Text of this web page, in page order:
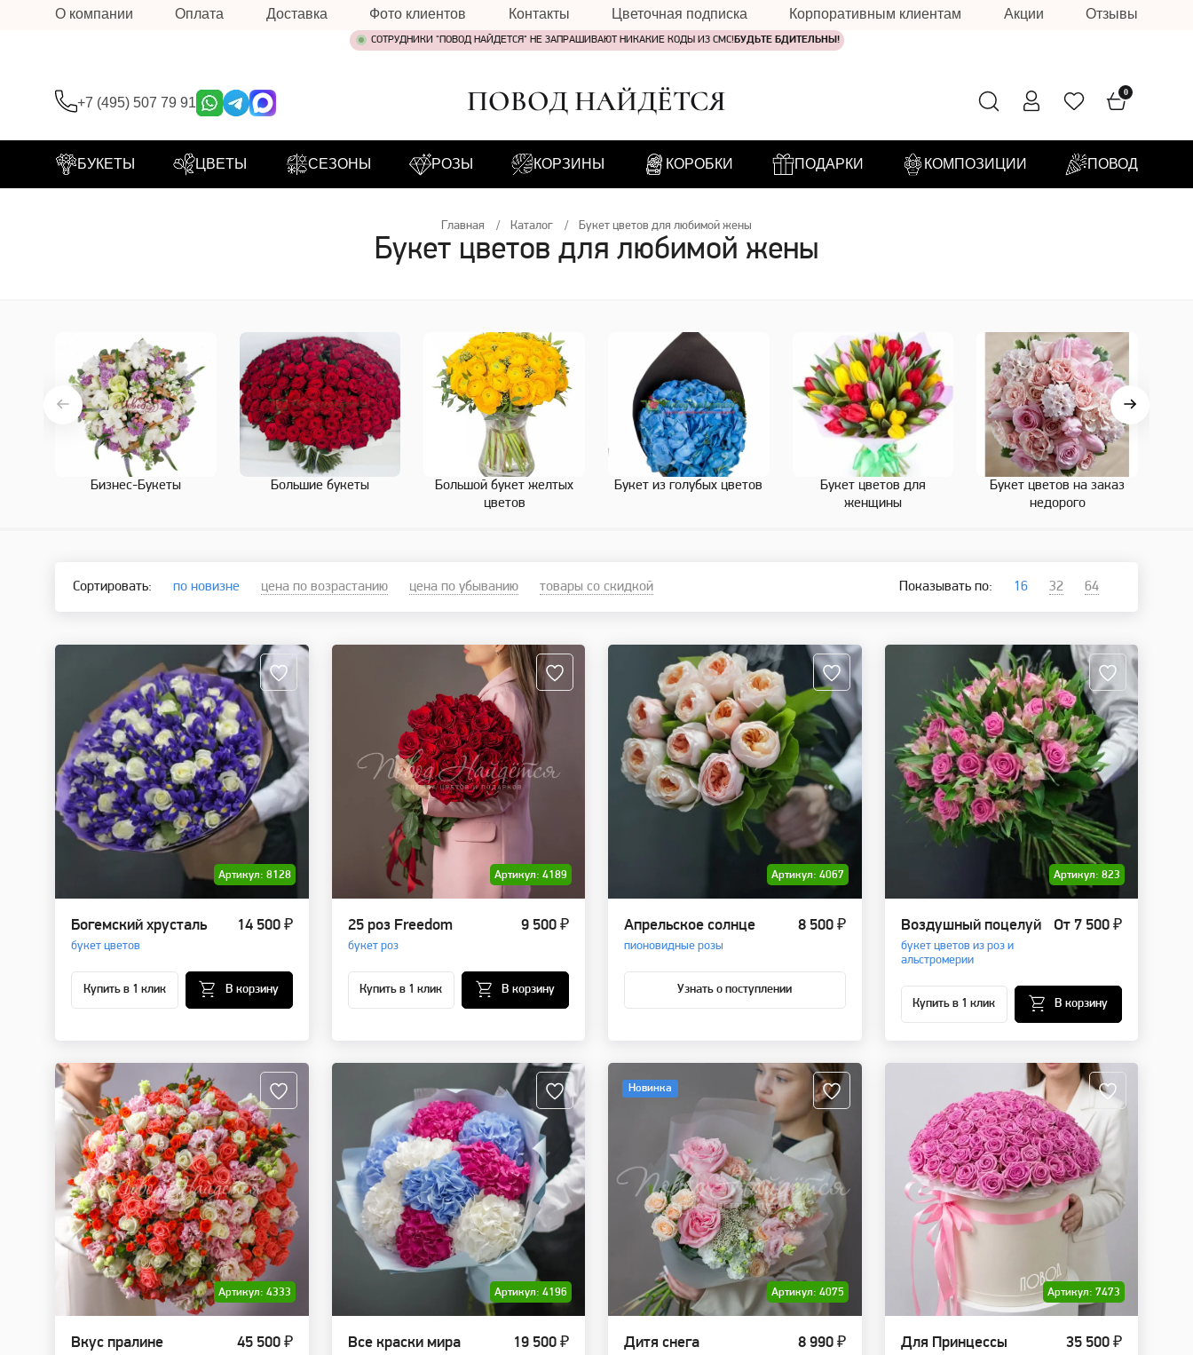
О компании Оплата Доставка Фото клиентов Контакты Цветочная подписка Корпоративным клиентам Акции Отзывы
СОТРУДНИКИ "ПОВОД НАЙДЕТСЯ" НЕ ЗАПРАШИВАЮТ НИКАКИЕ КОДЫ ИЗ СМС! БУДЬТЕ БДИТЕЛЬНЫ!
+7 (495) 507 79 91 ПОВОД НАЙДЁТСЯ 0
БУКЕТЫ ЦВЕТЫ СЕЗОНЫ РОЗЫ КОРЗИНЫ КОРОБКИ ПОДАРКИ КОМПОЗИЦИИ ПОВОД
Главная Каталог Букет цветов для любимой жены
Букет цветов для любимой жены
Бизнес-Букеты Большие букеты
Большой букет желтых
цветов
Букет из голубых цветов
Букет цветов для
женщины
Букет цветов на заказ
недорого
Сортировать: по новизне цена по возрастанию цена по убыванию товары со скидкой Показывать по: 16 32 64
Артикул: 8128
Богемский хрусталь
букет цветов
14 500 ₽
Купить в 1 клик В корзину
Артикул: 4189
25 роз Freedom
букет роз
9 500 ₽
Купить в 1 клик В корзину
Артикул: 4067
Апрельское солнце
пионовидные розы
8 500 ₽
Узнать о поступлении
Артикул: 823
Воздушный поцелуй
букет цветов из роз и
альстромерии
От 7 500 ₽
Купить в 1 клик В корзину
Артикул: 4333
Вкус пралине 45 500 ₽
Артикул: 4196
Все краски мира 19 500 ₽
Новинка
Артикул: 4075
Дитя снега 8 990 ₽
Артикул: 7473
Для Принцессы 35 500 ₽